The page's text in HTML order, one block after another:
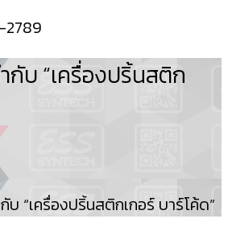
บ “เครื่องปริ้นสติก
“เครื่องปริ้นสติกเกอร์ บาร์โค้ด”